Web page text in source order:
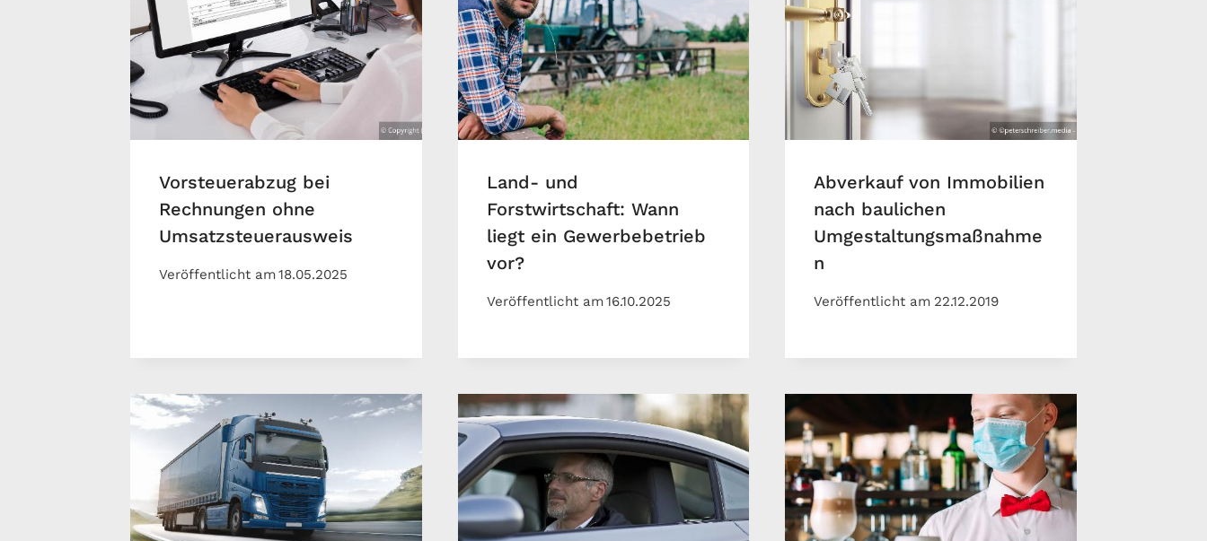
Vorsteuerabzug bei
Rechnungen ohne
Umsatzsteuerausweis
Veröffentlicht am18.05.2025
Land- und
Forstwirtschaft: Wann
liegt ein Gewerbebetrieb
vor?
Veröffentlicht am16.10.2025
Abverkauf von Immobilien
nach baulichen
Umgestaltungsmaßnahme
n
Veröffentlicht am 22.12.2019